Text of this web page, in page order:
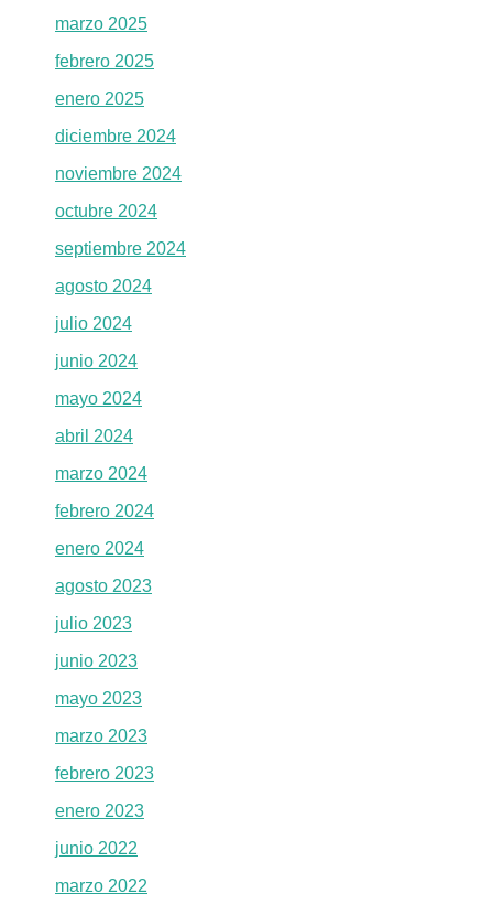
marzo 2025
febrero 2025
enero 2025
diciembre 2024
noviembre 2024
octubre 2024
septiembre 2024
agosto 2024
julio 2024
junio 2024
mayo 2024
abril 2024
marzo 2024
febrero 2024
enero 2024
agosto 2023
julio 2023
junio 2023
mayo 2023
marzo 2023
febrero 2023
enero 2023
junio 2022
marzo 2022